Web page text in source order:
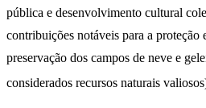
pública e desenvolvimento cultural
contribuições notáveis para a proteção
preservação dos campos de neve e
considerados recursos naturais